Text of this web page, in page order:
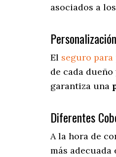
asociados a los
El seguro para
de cada
garantiza una
Diferentes
A la hora de
más adecuada